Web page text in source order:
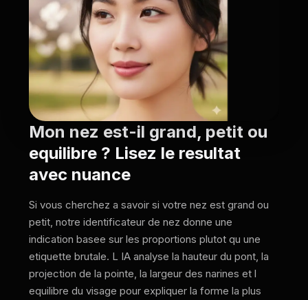
Mon nez est-il grand, petit ou
equilibre ? Lisez le resultat
avec nuance
Si vous cherchez a savoir si votre nez est grand ou
petit, notre identificateur de nez donne une
indication basee sur les proportions plutot qu une
etiquette brutale. L IA analyse la hauteur du pont, la
projection de la pointe, la largeur des narines et l
equilibre du visage pour expliquer la forme la plus